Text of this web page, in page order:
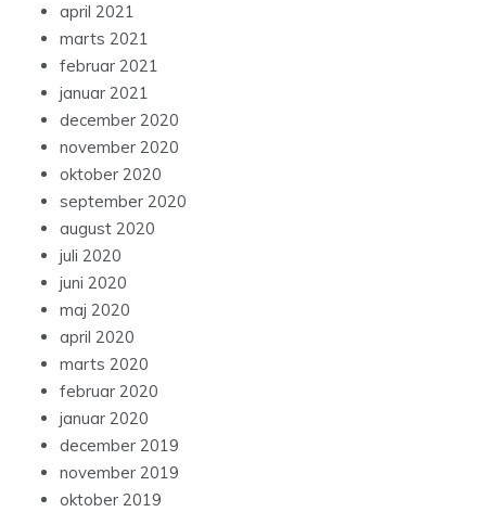
april 2021
marts 2021
februar 2021
januar 2021
december 2020
november 2020
oktober 2020
september 2020
august 2020
juli 2020
juni 2020
maj 2020
april 2020
marts 2020
februar 2020
januar 2020
december 2019
november 2019
oktober 2019